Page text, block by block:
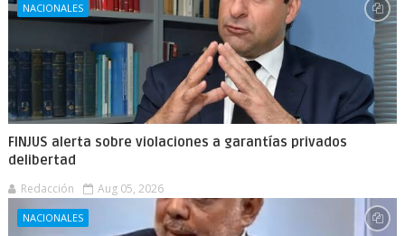
NACIONALES
FINJUS alerta sobre violaciones a garantías privados
delibertad
Redacción Aug 05, 2026
NACIONALES